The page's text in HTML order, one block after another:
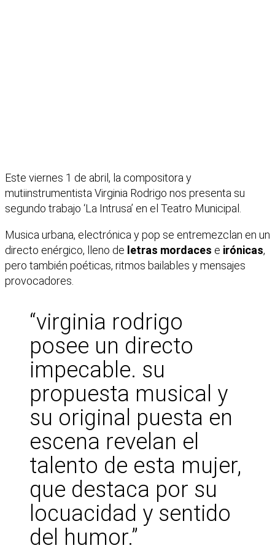
Este viernes 1 de abril, la compositora y
mutiinstrumentista Virginia Rodrigo nos presenta su
segundo trabajo ‘La Intrusa’ en el Teatro Municipal.
Musica urbana, electrónica y pop se entremezclan en un
directo enérgico, lleno de letras mordaces e irónicas,
pero también poéticas, ritmos bailables y mensajes
provocadores.
“virginia rodrigo
posee un directo
impecable. su
propuesta musical y
su original puesta en
escena revelan el
talento de esta mujer,
que destaca por su
locuacidad y sentido
del humor.”